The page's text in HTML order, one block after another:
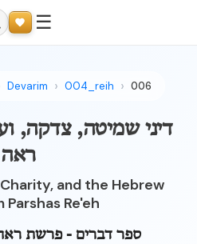
☰
Devarim 004_reih 006
דיני שמיטה, צדקה,
ראה
and the Hebrew
Parshas Re'eh
ספר דברים - פרשת